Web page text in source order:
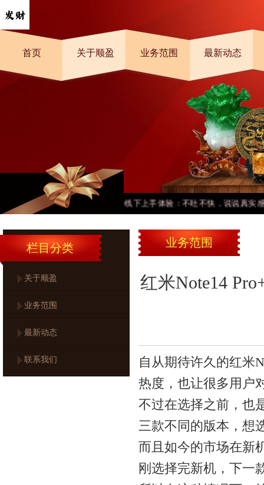
首页 关于顺盈 业务范围 最新动态
红米Note14 Pro+线下上手体验：不吐不快，说说真实感受
栏目分类
关于顺盈
业务范围
最新动态
联系我们
业务范围
红米Note14
自从期待许久的红米
热度，也让很多用户
不过在选择之前，也
三款不同的版本，想
而且如今的市场在新
刚选择完新机，下一